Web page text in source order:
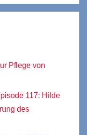
Pflege von
117: Hilde
des